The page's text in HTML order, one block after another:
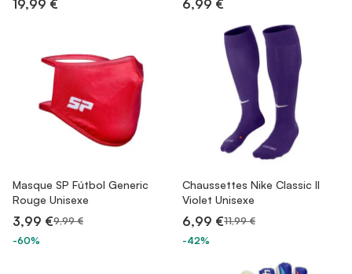
19,99 € 6,99 €
Masque SP Fútbol Generic
Rouge Unisexe
3,99 €9,99 €
-60%
Chaussettes Nike Classic II
Violet Unisexe
6,99 €11,99 €
-42%